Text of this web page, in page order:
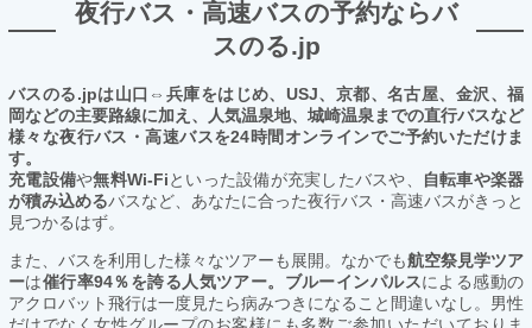
夜行バス・高速バスの予約ならバ
スのる.jp
バスのる.jpは山口⇔兵庫をはじめ、USJ、京都、名古屋、金沢、福
岡などの主要路線に加え、人気温泉地、城崎温泉までの直行バスなど
様々な夜行バス・高速バスを24時間オンラインでご予約いただけま
す。
充電設備や無料Wi-Fiといった設備が充実したバスや、
自転車や楽器
が積み込めるバスなど、あなたに合った夜行バス・高速バスがきっと
見つかるはず。
また、バスを利用した様々なツアーも展開。なかでも航空祭見学ツア
ーは催行率94％を誇る人気ツアー。ブルーインパルスによる感動の
アクロバット飛行は一度見たら病みつきになること間違いなし。男性
だけでなく女性グループのお客様にも多数ご参加いただいておりま